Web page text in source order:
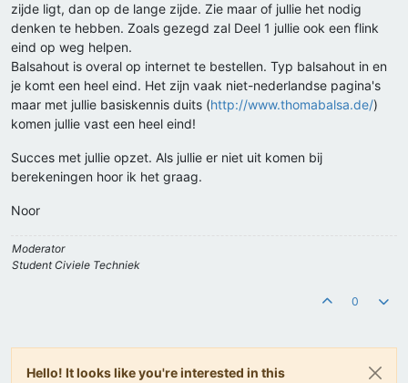
zijde ligt, dan op de lange zijde. Zie maar of jullie het nodig
denken te hebben. Zoals gezegd zal Deel 1 jullie ook een flink
eind op weg helpen.
Balsahout is overal op internet te bestellen. Typ balsahout in en
je komt een heel eind. Het zijn vaak niet-nederlandse pagina's
maar met jullie basiskennis duits (http://www.thomabalsa.de/)
komen jullie vast een heel eind!
Succes met jullie opzet. Als jullie er niet uit komen bij
berekeningen hoor ik het graag.
Noor
Moderator
Student Civiele Techniek
0
Hello! It looks like you're interested in this